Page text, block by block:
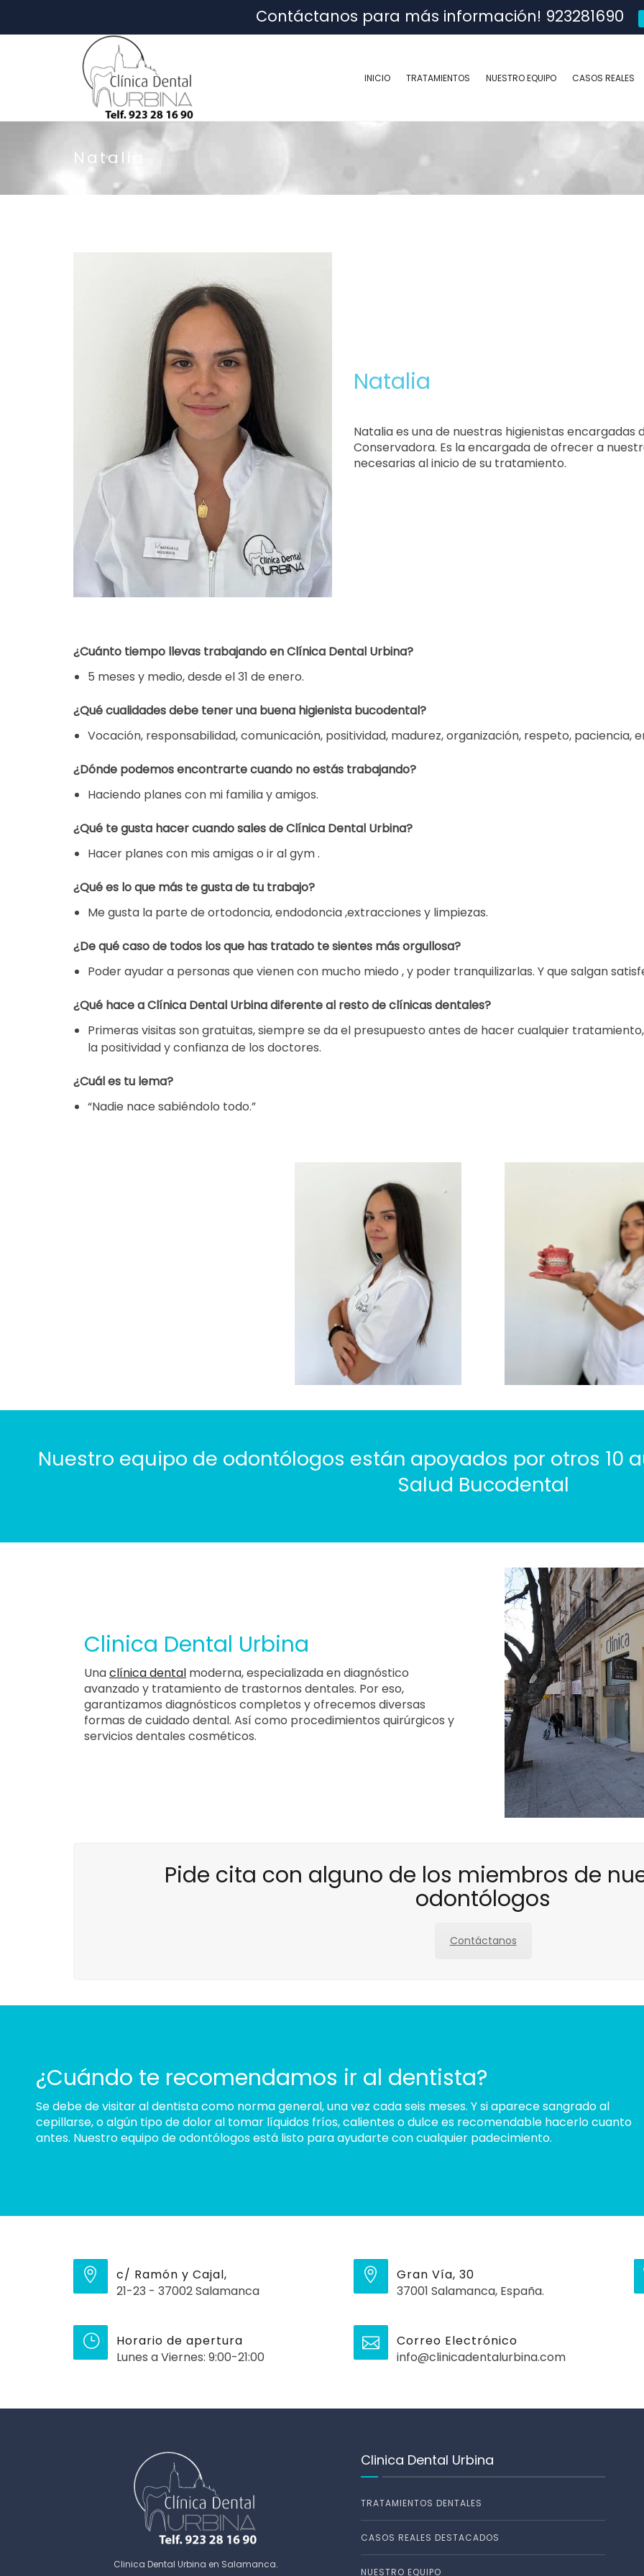
Contáctanos para más información! 923281690
INICIO TRATAMIENTOS NUESTRO EQUIPO CASOS REALES
Natalia
Natalia
Natalia es una de nuestras higienistas
Conservadora. Es la encargada de ofrecer a
necesarias al inicio de su tratamiento.
¿Cuánto tiempo llevas trabajando en Clínica Dental Urbina?
5 meses y medio, desde el 31 de enero.
¿Qué cualidades debe tener una buena higienista bucodental?
Vocación, responsabilidad, comunicación, positividad, madurez, organización, respeto, paciencia,
¿Dónde podemos encontrarte cuando no estás trabajando?
Haciendo planes con mi familia y amigos.
¿Qué te gusta hacer cuando sales de Clínica Dental Urbina?
Hacer planes con mis amigas o ir al gym .
¿Qué es lo que más te gusta de tu trabajo?
Me gusta la parte de ortodoncia, endodoncia ,extracciones y limpiezas.
¿De qué caso de todos los que has tratado te sientes más orgullosa?
Poder ayudar a personas que vienen con mucho miedo , y poder tranquilizarlas. Y que salgan
¿Qué hace a Clínica Dental Urbina diferente al resto de clínicas dentales?
Primeras visitas son gratuitas, siempre se da el presupuesto antes de hacer cualquier
la positividad y confianza de los doctores.
¿Cuál es tu lema?
“Nadie nace sabiéndolo todo.”
Nuestro equipo de odontólogos están apoyados por otros 10
Salud Bucodental
Clinica Dental Urbina
Unaclínica dental moderna, especializada en diagnóstico
avanzado y tratamiento de trastornos dentales. Por eso,
garantizamos diagnósticos completos y ofrecemos diversas
formas de cuidado dental. Así como procedimientos quirúrgicos y
servicios dentales cosméticos.
Pide cita con alguno de los miembros de
odontólogos
Contáctanos
¿Cuándo te recomendamos ir al dentista?
Se debe de visitar al dentista como norma general, una vez cada seis meses. Y si aparece sangrado al
cepillarse, o algún tipo de dolor al tomar líquidos fríos, calientes o dulce es recomendable hacerlo cuanto
antes. Nuestro equipo de odontólogos está listo para ayudarte con cualquier padecimiento.
c/ Ramón y Cajal,
21-23 - 37002 Salamanca
Gran Vía, 30
37001 Salamanca, España.
Horario de apertura
Lunes a Viernes: 9:00-21:00
Correo Electrónico
info@clinicadentalurbina.com
Clinica Dental Urbina en Salamanca.
Clinica Dental Urbina
TRATAMIENTOS DENTALES
CASOS REALES DESTACADOS
NUESTRO EQUIPO